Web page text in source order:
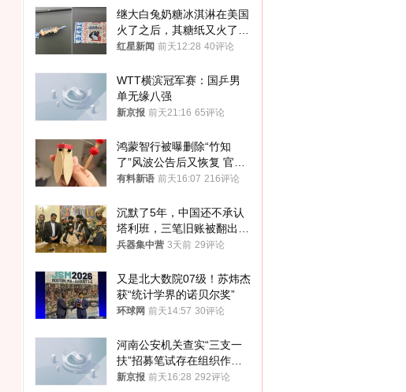
继大白兔奶糖冰淇淋在美国
火了之后，其糖纸又火了！
海外博主盛赞：平面设计经
红星新闻 前天12:28 40评论
WTT横滨冠军赛：国乒男
单无缘八强
新京报 前天21:16 65评论
鸿蒙智行被曝删除“竹知
了”风波公告后又恢复 官媒
曾力挺：劝华为要大度的，
有料新语 前天16:07 216评论
沉默了5年，中国还不承认
塔利班，三笔旧账被翻出，
最大风险出现
兵器集中营 3天前 29评论
又是北大数院07级！苏炜杰
获“统计学界的诺贝尔奖”
环球网 前天14:57 30评论
河南公安机关查实“三支一
扶”招募笔试存在组织作弊
犯罪行为
新京报 前天16:28 292评论